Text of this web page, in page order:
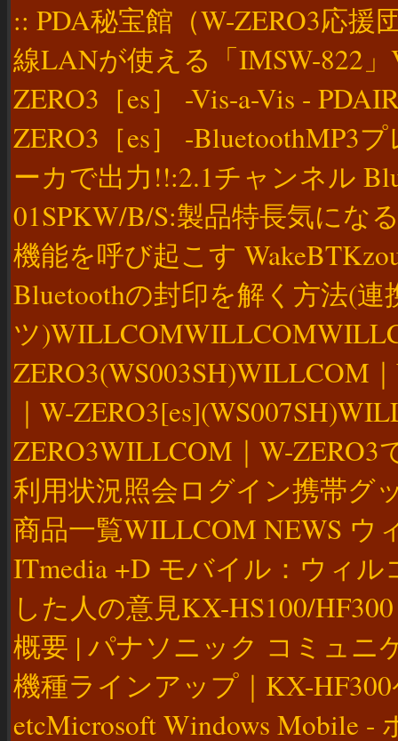
:: PDA秘宝館（W-ZERO3応援
線LANが使える「IMSW-822
ZERO3［es］ -Vis-a-Vis -
ZERO3［es］ -BluetoothMP3
ーカで出力!!:2.1チャンネル
01SPKW/B/S:製品特長気にな
機能を呼び起こす
Bluetoothの封印を解く方法(連
ツ
ZERO3(WS003SH)WILLCOM
｜W-
ZERO3WILLCOM｜W-
利用状況照会ログイン携帯グ
商品一覧WILLCOM NEWS ウ
ITmedia +D モバイル：ウィル
した人の意見KX-HS100/
概要 | パナソニック コミュニ
機種ラインアップ｜KX-
etcMicrosoft Windows Mobile -